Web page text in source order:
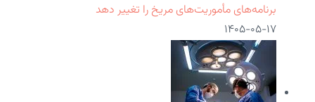
برنامه‌های مأموریت‌های مریخ را تغییر دهد
۱۴۰۵-۰۵-۱۷